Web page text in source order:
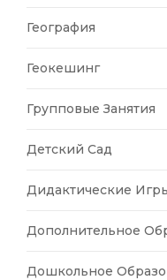
География
Геокешинг
Групповые Занятия
Детский Сад
Дидактические
Дополнительное
Дошкольное